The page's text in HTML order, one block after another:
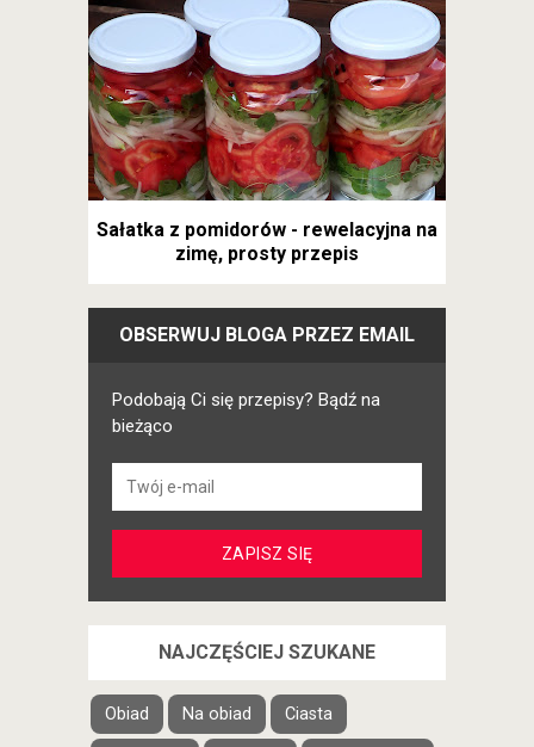
Sałatka z pomidorów - rewelacyjna na
zimę, prosty przepis
OBSERWUJ BLOGA PRZEZ EMAIL
Podobają Ci się przepisy? Bądź na
bieżąco
NAJCZĘŚCIEJ SZUKANE
Obiad Na obiad Ciasta